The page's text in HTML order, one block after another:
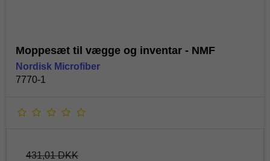
Moppesæt til vægge og inventar - NMF
Nordisk Microfiber
7770-1
431,01 DKK